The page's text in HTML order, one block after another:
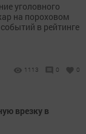
уголовного
на пороховом
в рейтинге
1113 0 0
врезку в